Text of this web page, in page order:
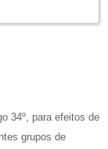
34º, para efeitos de
grupos de